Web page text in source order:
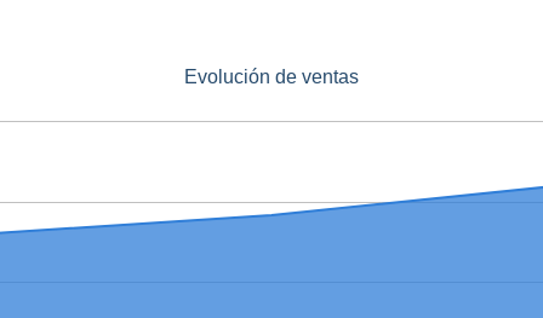
Evolución de ventas